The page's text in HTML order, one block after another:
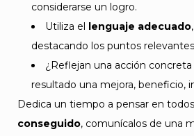
considerarse un logro.
Utiliza el lenguaje adecuado
destacando los puntos
¿Reflejan una acción
resultado una mejora, beneficio,
Dedica un tiempo a pensar en todos
conseguido, comunícalos de una